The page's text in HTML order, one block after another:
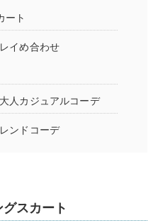
ート
イめ合わせ
人カジュアルコーデ
ンドコーデ
スカート